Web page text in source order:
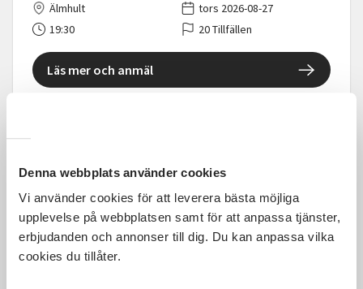
Denna webbplats använder cookies
Vi använder cookies för att leverera bästa möjliga
upplevelse på webbplatsen samt för att anpassa tjänster,
erbjudanden och annonser till dig. Du kan anpassa vilka
cookies du tillåter.
Älmhult
tors 2026-08-27
19:30
20 Tillfällen
Läs mer och anmäl
Linedance minikurs, i